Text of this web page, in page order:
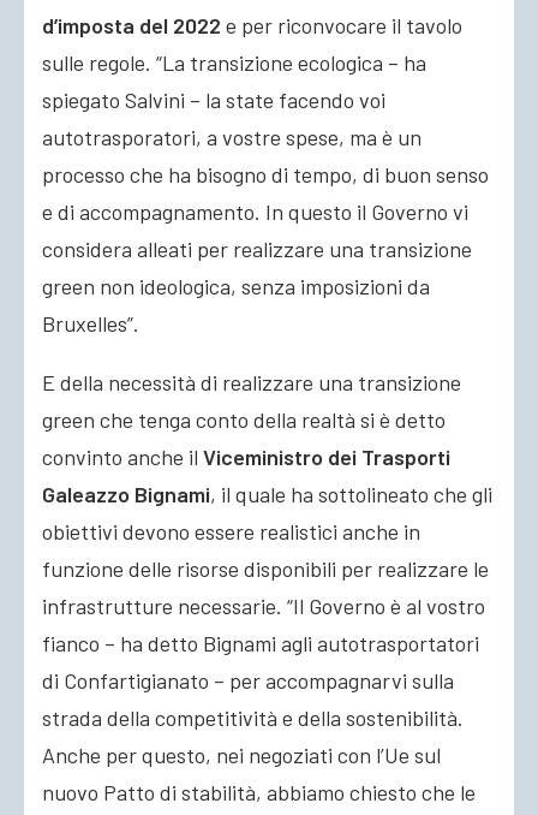
d’imposta del 2022 e per riconvocare il tavolo
sulle regole. “La transizione ecologica – ha
spiegato Salvini – la state facendo voi
autotrasporatori, a vostre spese, ma è un
processo che ha bisogno di tempo, di buon senso
e di accompagnamento. In questo il Governo vi
considera alleati per realizzare una transizione
green non ideologica, senza imposizioni da
Bruxelles”.
E della necessità di realizzare una transizione
green che tenga conto della realtà si è detto
convinto anche il Viceministro dei Trasporti
Galeazzo Bignami, il quale ha sottolineato che gli
obiettivi devono essere realistici anche in
funzione delle risorse disponibili per realizzare le
infrastrutture necessarie. “Il Governo è al vostro
fianco – ha detto Bignami agli autotrasportatori
di Confartigianato – per accompagnarvi sulla
strada della competitività e della sostenibilità.
Anche per questo, nei negoziati con l’Ue sul
nuovo Patto di stabilità, abbiamo chiesto che le